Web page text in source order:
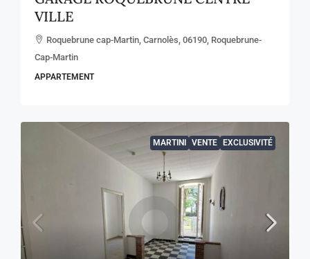
VILLE
Roquebrune cap-Martin, Carnolès, 06190, Roquebrune-
Cap-Martin
APPARTEMENT
MARTINI VENTE EXCLUSIVITÉ